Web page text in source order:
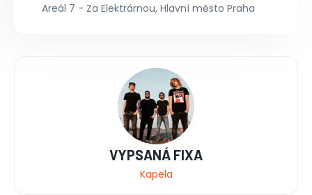
Areál 7 - Za Elektrárnou, Hlavní město Praha
VYPSANÁ FIXA
Kapela